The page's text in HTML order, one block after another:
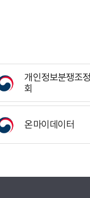
개인정보분쟁조
회
온마이데이터